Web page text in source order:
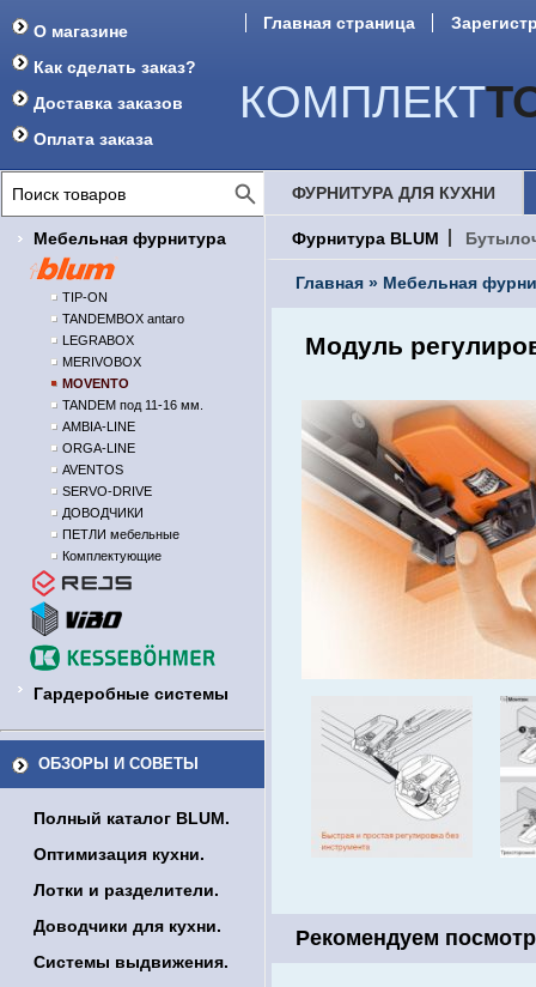
О магазине
Как сделать заказ?
Доставка заказов
Оплата заказа
Главная страница
КОМПЛЕКТ
Мебельная фурнитура
TIP-ON
TANDEMBOX antaro
LEGRABOX
MERIVOBOX
MOVENTO
TANDEM под 11-16 мм.
AMBIA-LINE
ORGA-LINE
AVENTOS
SERVO-DRIVE
ДОВОДЧИКИ
ПЕТЛИ мебельные
Комплектующие
Гардеробные системы
ОБЗОРЫ И СОВЕТЫ
Полный каталог BLUM.
Оптимизация кухни.
Лотки и разделители.
Доводчики для кухни.
Системы выдвижения.
ФУРНИТУРА ДЛЯ КУХНИ
Фурнитура BLUM
Главная » Мебельная
Модуль
Рекомендуем